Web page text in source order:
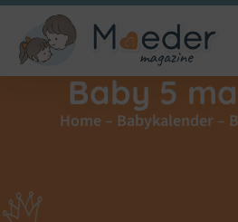
Baby 5
Home – Babykalender –